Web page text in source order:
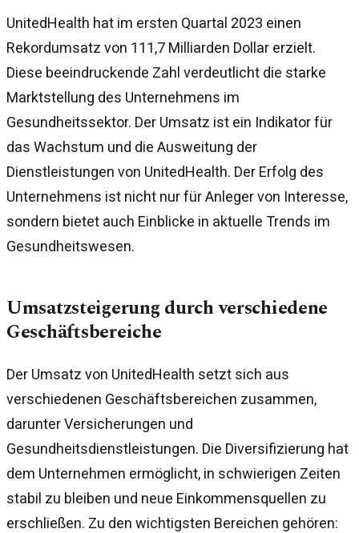
UnitedHealth hat im ersten Quartal 2023 einen
Rekordumsatz von 111,7 Milliarden Dollar erzielt.
Diese beeindruckende Zahl verdeutlicht die starke
Marktstellung des Unternehmens im
Gesundheitssektor. Der Umsatz ist ein Indikator für
das Wachstum und die Ausweitung der
Dienstleistungen von UnitedHealth. Der Erfolg des
Unternehmens ist nicht nur für Anleger von Interesse,
sondern bietet auch Einblicke in aktuelle Trends im
Gesundheitswesen.
Umsatzsteigerung durch verschiedene
Geschäftsbereiche
Der Umsatz von UnitedHealth setzt sich aus
verschiedenen Geschäftsbereichen zusammen,
darunter Versicherungen und
Gesundheitsdienstleistungen. Die Diversifizierung hat
dem Unternehmen ermöglicht, in schwierigen Zeiten
stabil zu bleiben und neue Einkommensquellen zu
erschließen. Zu den wichtigsten Bereichen gehören: